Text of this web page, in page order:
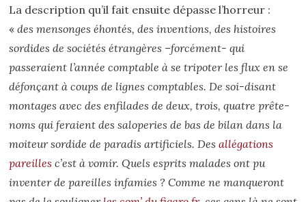
La description qu’il fait ensuite dépasse l’horreur :
« des mensonges éhontés, des inventions, des histoires
sordides de sociétés étrangères –forcément- qui
passeraient l’année comptable à se tripoter les flux en se
défonçant à coups de lignes comptables. De soi-disant
montages avec des enfilades de deux, trois, quatre prête-
noms qui feraient des saloperies de bas de bilan dans la
moiteur sordide de paradis artificiels. Des allégations
pareilles c’est à vomir. Quels esprits malades ont pu
inventer de pareilles infamies ? Comme ne manqueront